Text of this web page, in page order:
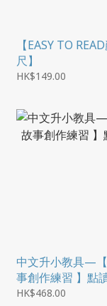
【EASY TO
尺】
HK$149.00
中文升小教具—
事創作練習 】點
HK$468.00